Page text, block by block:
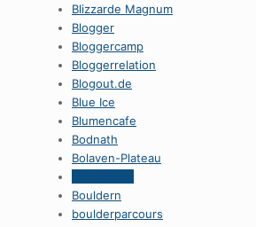
Blizzarde Magnum
Blogger
Bloggercamp
Bloggerrelation
Blogout.de
Blue Ice
Blumencafe
Bodnath
Bolaven-Plateau
Bouldern
boulderparcours